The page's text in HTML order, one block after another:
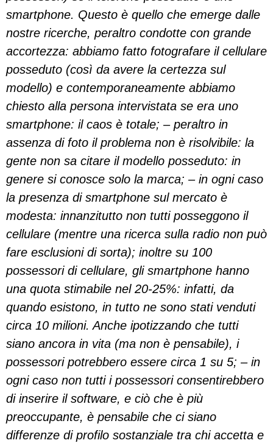
smartphone. Questo è quello che emerge dalle
nostre ricerche, peraltro condotte con grande
accortezza: abbiamo fatto fotografare il cellulare
posseduto (così da avere la certezza sul
modello) e contemporaneamente abbiamo
chiesto alla persona intervistata se era uno
smartphone: il caos è totale; – peraltro in
assenza di foto il problema non è risolvibile: la
gente non sa citare il modello posseduto: in
genere si conosce solo la marca; – in ogni caso
la presenza di smartphone sul mercato è
modesta: innanzitutto non tutti posseggono il
cellulare (mentre una ricerca sulla radio non può
fare esclusioni di sorta); inoltre su 100
possessori di cellulare, gli smartphone hanno
una quota stimabile nel 20-25%: infatti, da
quando esistono, in tutto ne sono stati venduti
circa 10 milioni. Anche ipotizzando che tutti
siano ancora in vita (ma non è pensabile), i
possessori potrebbero essere circa 1 su 5; – in
ogni caso non tutti i possessori consentirebbero
di inserire il software, e ciò che è più
preoccupante, è pensabile che ci siano
differenze di profilo sostanziale tra chi accetta e